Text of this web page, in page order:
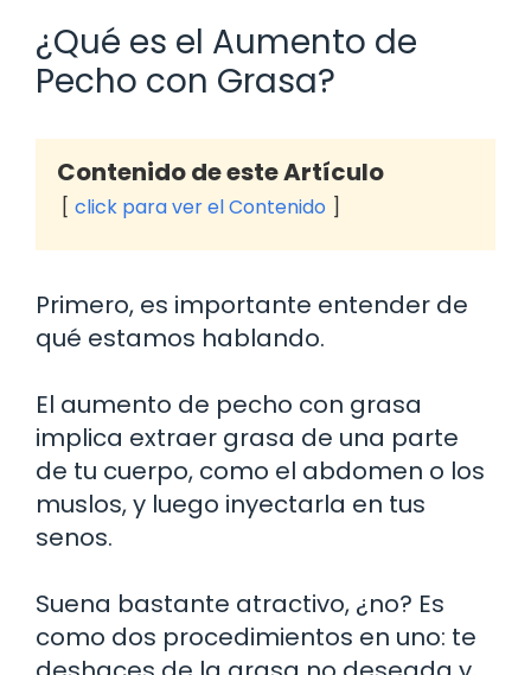
¿Qué es el Aumento de
Pecho con Grasa?
Contenido de este Artículo
click para ver el Contenido
Primero, es importante entender de
qué estamos hablando.
El aumento de pecho con grasa
implica extraer grasa de una parte
de tu cuerpo, como el abdomen o los
muslos, y luego inyectarla en tus
senos.
Suena bastante atractivo, ¿no? Es
como dos procedimientos en uno: te